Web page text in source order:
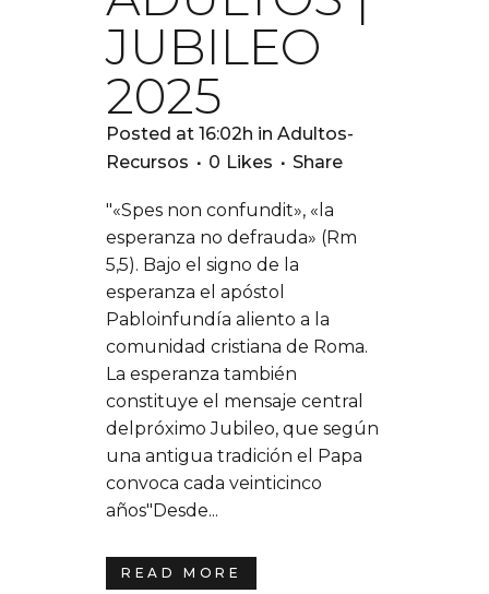
JUBILEO
2025
Posted at 16:02h in Adultos-
Recursos
0 Likes Share
"«Spes non confundit», «la
esperanza no defrauda» (Rm
5,5). Bajo el signo de la
esperanza el apóstol
Pabloinfundía aliento a la
comunidad cristiana de Roma.
La esperanza también
constituye el mensaje central
delpróximo Jubileo, que según
una antigua tradición el Papa
convoca cada veinticinco
años"Desde...
READ MORE